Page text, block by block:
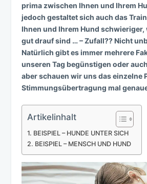
prima zwischen Ihnen und Ihrem
jedoch gestaltet sich auch das
Ihnen und Ihrem Hund schwieriger,
gut drauf sind … – Zufall?? Nicht
Natürlich gibt es immer mehrere
unseren Tag begünstigen oder
aber schauen wir uns das einzelne
Stimmungsübertragung mal
Artikelinhalt
BEISPIEL – HUNDE UNTER SICH
BEISPIEL – MENSCH UND HUND